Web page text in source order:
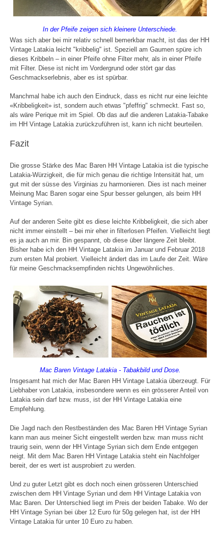
In der Pfeife zeigen sich kleinere Unterschiede.
Was sich aber bei mir relativ schnell bemerkbar macht, ist das der HH
Vintage Latakia leicht "kribbelig" ist. Speziell am Gaumen spüre ich
dieses Kribbeln – in einer Pfeife ohne Filter mehr, als in einer Pfeife
mit Filter. Diese ist nicht im Vordergrund oder stört gar das
Geschmackserlebnis, aber es ist spürbar.
Manchmal habe ich auch den Eindruck, dass es nicht nur eine leichte
«Kribbeligkeit» ist, sondern auch etwas "pfeffrig" schmeckt. Fast so,
als wäre Perique mit im Spiel. Ob das auf die anderen Latakia-Tabake
im HH Vintage Latakia zurückzuführen ist, kann ich nicht beurteilen.
Fazit
Die grosse Stärke des Mac Baren HH Vintage Latakia ist die typische
Latakia-Würzigkeit, die für mich genau die richtige Intensität hat, um
gut mit der süsse des Virginias zu harmonieren. Dies ist nach meiner
Meinung Mac Baren sogar eine Spur besser gelungen, als beim HH
Vintage Syrian.
Auf der anderen Seite gibt es diese leichte Kribbeligkeit, die sich aber
nicht immer einstellt – bei mir eher in filterlosen Pfeifen. Vielleicht liegt
es ja auch an mir. Bin gespannt, ob diese über längere Zeit bleibt.
Bisher habe ich den HH Vintage Latakia im Januar und Februar 2018
zum ersten Mal probiert. Vielleicht ändert das im Laufe der Zeit. Wäre
für meine Geschmacksempfinden nichts Ungewöhnliches.
Mac Baren Vintage Latakia - Tabakbild und Dose.
Insgesamt hat mich der Mac Baren HH Vintage Latakia überzeugt. Für
Liebhaber von Latakia, insbesondere wenn es ein grösserer Anteil von
Latakia sein darf bzw. muss, ist der HH Vintage Latakia eine
Empfehlung.
Die Jagd nach den Restbeständen des Mac Baren HH Vintage Syrian
kann man aus meiner Sicht eingestellt werden bzw. man muss nicht
traurig sein, wenn der HH Vintage Syrian sich dem Ende entgegen
neigt. Mit dem Mac Baren HH Vintage Latakia steht ein Nachfolger
bereit, der es wert ist ausprobiert zu werden.
Und zu guter Letzt gibt es doch noch einen grösseren Unterschied
zwischen dem HH Vintage Syrian und dem HH Vintage Latakia von
Mac Baren. Der Unterschied liegt im Preis der beiden Tabake. Wo der
HH Vintage Syrian bei über 12 Euro für 50g gelegen hat, ist der HH
Vintage Latakia für unter 10 Euro zu haben.